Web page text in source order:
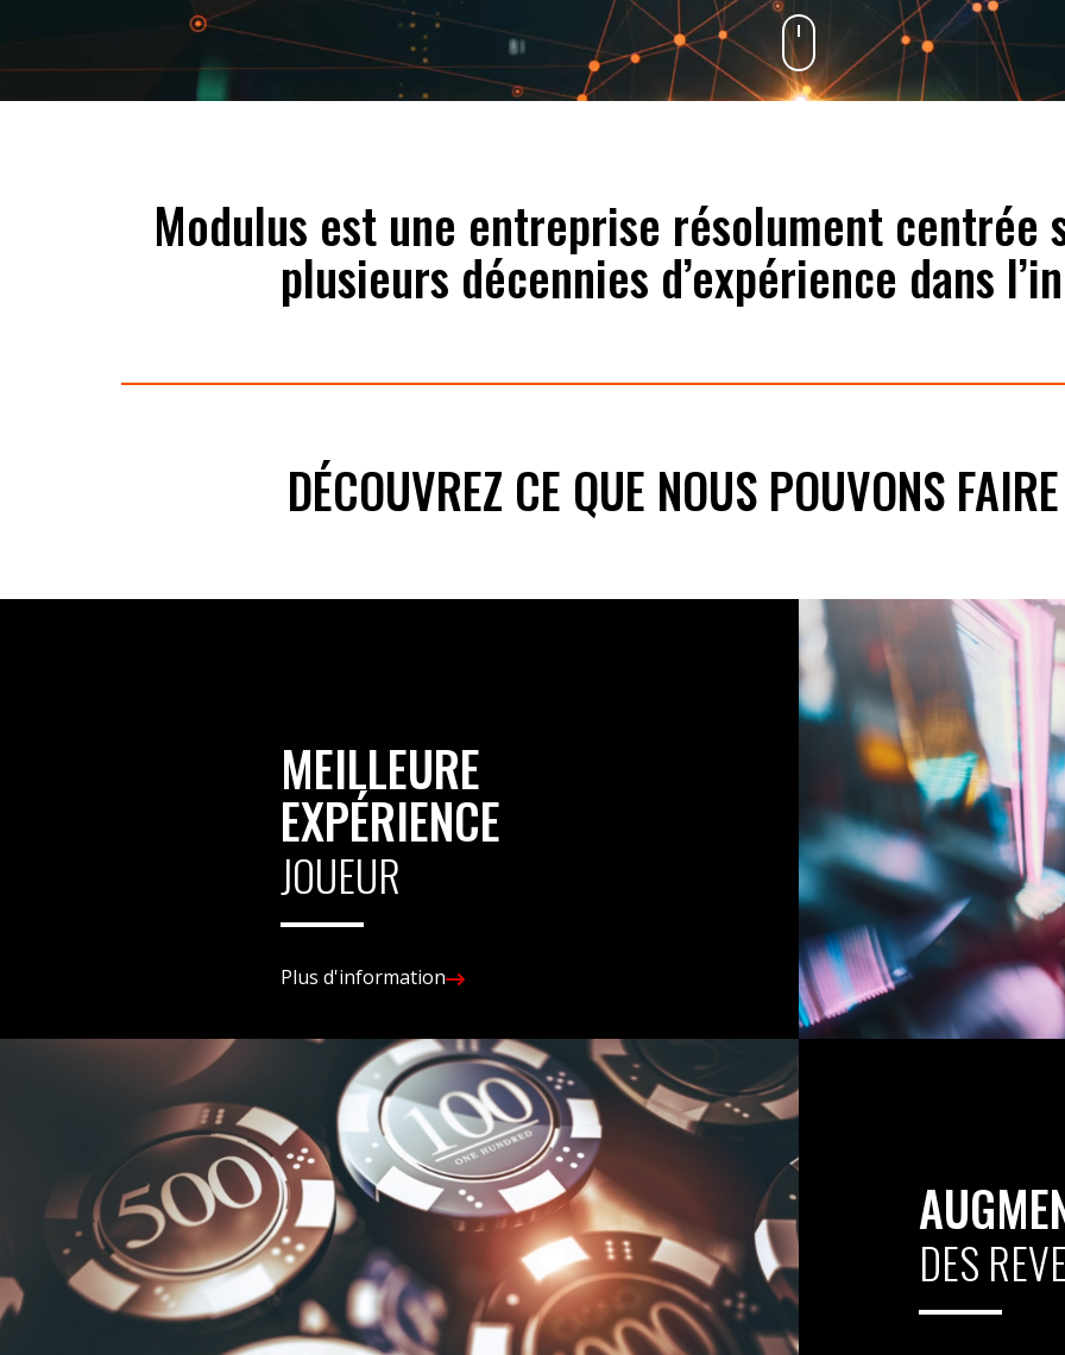
Modulus est une entreprise résolument
plusieurs décennies d’expérience dans
DÉCOUVREZ CE QUE NOUS POUVONS
MEILLEURE
EXPÉRIENCE
JOUEUR
Plus d'information
DES